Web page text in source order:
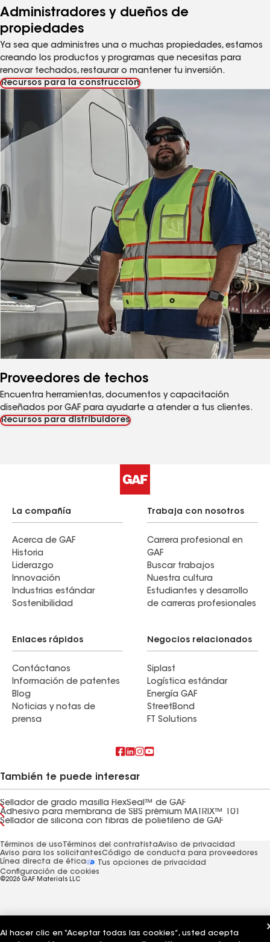
Administradores y dueños de
propiedades
Ya sea que administres una o muchas propiedades, estamos
creando los productos y programas que necesitas para
renovar techados, restaurar o mantener tu inversión.
Recursos para la construcción
Proveedores de techos
Encuentra herramientas, documentos y capacitación
diseñados por GAF para ayudarte a atender a tus clientes.
Recursos para distribuidores
La compañía
Acerca de GAF
Historia
Liderazgo
Innovación
Industrias estándar
Sostenibilidad
Trabaja con nosotros
Carrera profesional en
GAF
Buscar trabajos
Nuestra cultura
Estudiantes y desarrollo
de carreras profesionales
Enlaces rápidos
Contáctanos
Información de patentes
Blog
Noticias y notas de
prensa
Negocios relacionados
Siplast
Logística estándar
Energía GAF
StreetBond
FT Solutions
También te puede interesar
Sellador de grado masilla FlexSeal™ de GAF
Adhesivo para membrana de SBS prémium MATRIX™ 101
Sellador de silicona con fibras de polietileno de GAF
Términos de usoTérminos del contratistaAviso de privacidad
Aviso para los solicitantesCódigo de conducta para proveedores
Línea directa de ética
Tus opciones de privacidad
Configuración de cookies
©2026 GAF Materials LLC
Al hacer clic en “Aceptar todas las cookies”, usted acepta